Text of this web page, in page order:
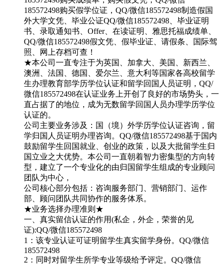
185572498购买假学位证，QQ/微信185572498制造假国
外大学文凭、毕业公证QQ/微信185572498、毕业证明
书、录取通知书、Offer、在读证明、雅思托福成绩单、
QQ/微信185572498假文凭、假毕业证、请假条、国际驾
照、网上存档可查！
★本公司一直专注于为英国、加拿大、美国、新西兰、
澳洲、法国、德国、爱尔兰、意大利等国家各高校留学
生办理教育部学历学位认证和留学回国人员证明，QQ/
微信185572498在认证业务上开创了良好的市场势头，一
直占据了的地位，成为无数留学回国人员办理学历学位
认证的。
公司主要业务涉及：国（境）外学历学位认证咨询，留
学归国人员证明办理咨询。QQ/微信185572498基于国内
鼓励留学生回国就业、创业的政策，以及大批留学生归
国立业之大优势。本公司一直朝着智力密集型的方向转
型，建立了一个专业化的由归国留学生组成的专业顾问
团队为中心，
公司核心部分包括：咨询服务部门、营销部门、运作
部、顾问团队共同协作的服务体系。
★业务选择办理准则★
一、真实留信认证的作用(私企，外企，荣誉的见
证):QQ/微信185572498
1：该专业认证可证明留学生真实留学身份。QQ/微信
185572498
2：同时对留学生所学专业等级给予评定。QQ/微信